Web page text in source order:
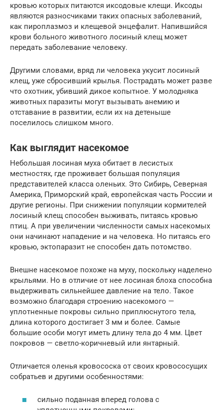
кровью которых питаются иксодовые клещи. Иксоды
являются разносчиками таких опасных заболеваний,
как пироплазмоз и клещевой энцефалит. Напившийся
крови больного животного лосиный клещ может
передать заболевание человеку.
Другими словами, вряд ли человека укусит лосиный
клещ, уже сбросивший крылья. Пострадать может разве
что охотник, убивший дикое копытное. У молодняка
животных паразиты могут вызывать анемию и
отставание в развитии, если их на детеныше
поселилось слишком много.
Как выглядит насекомое
Небольшая лосиная муха обитает в лесистых
местностях, где проживает большая популяция
представителей класса оленьих. Это Сибирь, Северная
Америка, Приморский край, европейская часть России и
другие регионы. При снижении популяции кормителей
лосиный клещ способен выживать, питаясь кровью
птиц. А при увеличении численности самых насекомых
они начинают нападение и на человека. Но питаясь его
кровью, эктопаразит не способен дать потомство.
Внешне насекомое похоже на муху, поскольку наделено
крыльями. Но в отличие от нее лосиная блоха способна
выдерживать сильнейшее давление на тело. Такое
возможно благодаря строению насекомого —
уплотненные покровы сильно приплюснутого тела,
длина которого достигает 3 мм и более. Самые
большие особи могут иметь длину тела до 4 мм. Цвет
покровов — светло-коричневый или янтарный.
Отличается оленья кровососка от своих кровососущих
собратьев и другими особенностями:
сильно поданная вперед голова с